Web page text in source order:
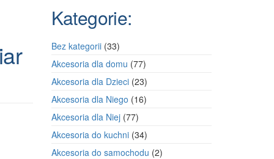
Kategorie:
Bez kategorii 3333
produkty
Akcesoria dla domu 7777
produktów
Akcesoria dla Dzieci 2323
produkty
Akcesoria dla Niego 1616
Akcesoria dla Niej 7777
produktów
Akcesoria do kuchni 3434
produkty
Akcesoria do samochodu 22